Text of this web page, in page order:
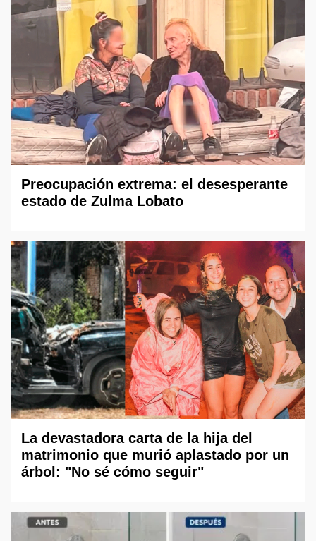
Preocupación extrema: el desesperante
estado de Zulma Lobato
La devastadora carta de la hija del
matrimonio que murió aplastado por un
árbol: "No sé cómo seguir"